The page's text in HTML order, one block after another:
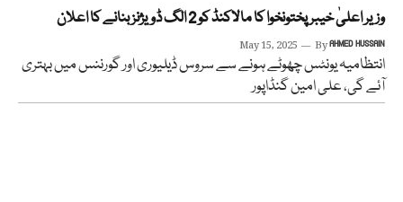
وزیر اعلیٰ خیبر پختونخوا کا مالاکنڈ کو 2 الگ ڈویژنز بنانے کا اعلان
May 15, 2025 ByAHMED HUSSAIN
انتظامیہ یونٹس چھوٹے ہونے سے سروس ڈیلیوری اور گورننس میں بہتری
آئے گی، علی امین گنڈاپور